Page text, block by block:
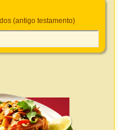
(antigo testamento)